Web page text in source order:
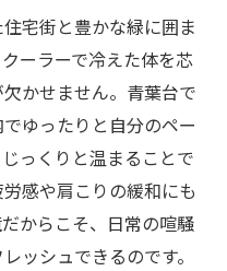
宅街と豊かな緑に囲ま
ーラーで冷えた体を芯
かせません。青葉台で
ゆったりと自分のペー
っくりと温まることで
感や肩こりの緩和にも
からこそ、日常の喧騒
ッシュできるのです。